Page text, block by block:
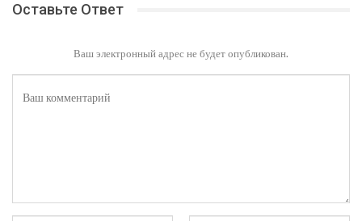
Оставьте Ответ
Ваш электронный адрес не будет опубликован.